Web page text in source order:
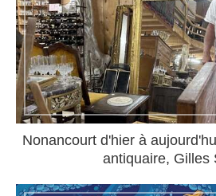
Nonancourt d'hier à
antiquaire, Gilles